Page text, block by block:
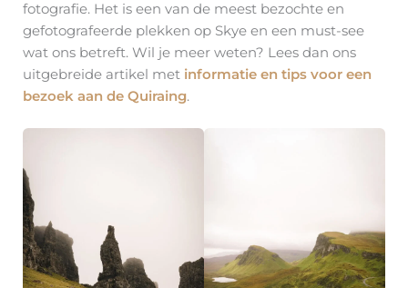
fotografie. Het is een van de meest bezochte en
gefotografeerde plekken op Skye en een must-see
wat ons betreft. Wil je meer weten? Lees dan ons
uitgebreide artikel met informatie en tips voor een
bezoek aan de Quiraing.